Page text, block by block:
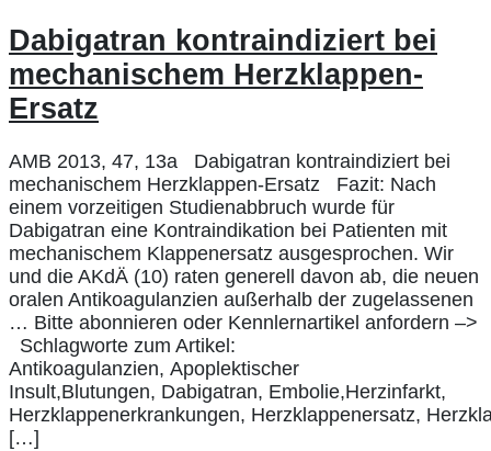
Dabigatran kontraindiziert bei
mechanischem Herzklappen-
Ersatz
AMB 2013, 47, 13a Dabigatran kontraindiziert bei
mechanischem Herzklappen-Ersatz Fazit: Nach
einem vorzeitigen Studienabbruch wurde für
Dabigatran eine Kontraindikation bei Patienten mit
mechanischem Klappenersatz ausgesprochen. Wir
und die AKdÄ (10) raten generell davon ab, die neuen
oralen Antikoagulanzien außerhalb der zugelassenen
… Bitte abonnieren oder Kennlernartikel anfordern –>
Schlagworte zum Artikel:
Antikoagulanzien, Apoplektischer
Insult,Blutungen, Dabigatran, Embolie,Herzinfarkt,
Herzklappenerkrankungen, Herzklappenersatz,
[…]